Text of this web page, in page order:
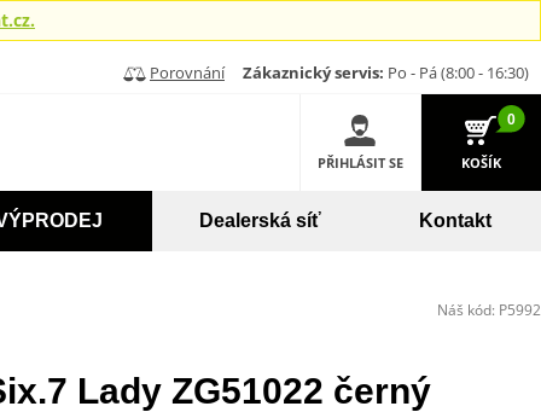
Porovnání Zákaznický servis: Po - Pá (8:00 - 16:30)
PŘIHLÁSIT SE
0
KOŠÍK
Dealerská síť Kontakt
Lady ZG51022 černý
Náš kód: P5992